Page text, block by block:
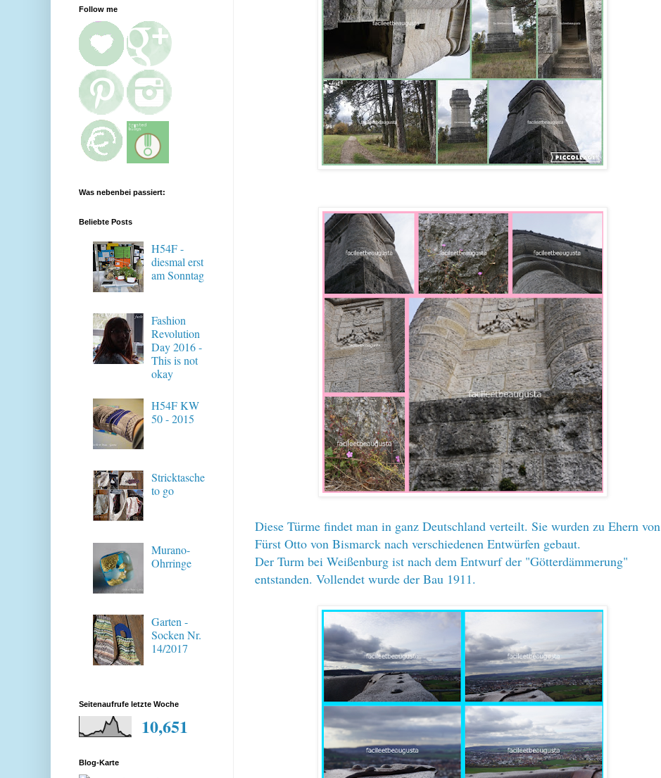
Diese Türme findet man in ganz Deutschland verteilt. Sie wurden zu Ehern von
Fürst Otto von Bismarck nach verschiedenen Entwürfen gebaut.
Der Turm bei Weißenburg ist nach dem Entwurf der "Götterdämmerung"
entstanden. Vollendet wurde der Bau 1911.
Follow me
Was nebenbei passiert:
Beliebte Posts
H54F -
diesmal erst
am Sonntag
Fashion
Revolution
Day 2016 -
This is not
okay
H54F KW
50 - 2015
Stricktasche
to go
Murano-
Ohrringe
Garten -
Socken Nr.
14/2017
Seitenaufrufe letzte Woche
10,651
Blog-Karte